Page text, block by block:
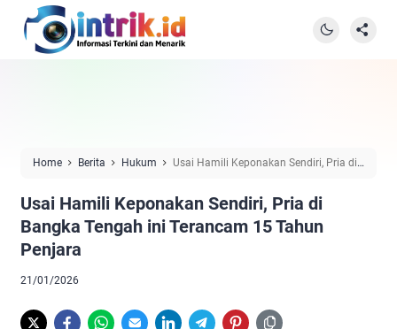
Home Berita Hukum
Usai Hamili Keponakan Sendiri, Pria di
Usai Hamili Keponakan Sendiri, Pria di
Bangka Tengah ini Terancam 15 Tahun
Penjara
21/01/2026